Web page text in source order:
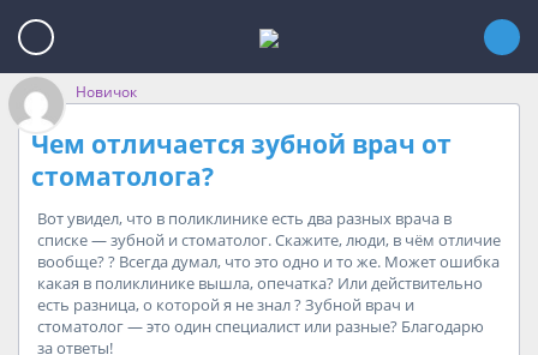
Новичок
Чем отличается зубной врач от
стоматолога?
Вот увидел, что в поликлинике есть два разных врача в
списке — зубной и стоматолог. Скажите, люди, в чём отличие
вообще? ? Всегда думал, что это одно и то же. Может ошибка
какая в поликлинике вышла, опечатка? Или действительно
есть разница, о которой я не знал ? Зубной врач и
стоматолог — это один специалист или разные? Благодарю
за ответы!